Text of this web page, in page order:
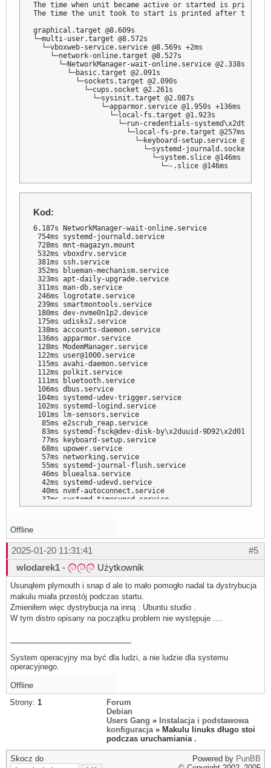
The time when unit became active or started is printed
The time the unit took to start is printed after the "+"
graphical.target @8.609s
└─multi-user.target @8.572s
  └─vboxweb-service.service @8.569s +2ms
    └─network-online.target @8.527s
└─NetworkManager-wait-online.service @2.338s
        └─basic.target @2.091s
          └─sockets.target @2.090s
            └─cups.socket @2.261s
              └─sysinit.target @2.087s
                └─apparmor.service @1.950s +136ms
                  └─local-fs.target @1.923s
└─run-credentials-
                      └─local-fs-pre.target @257ms
└─keyboard-setup.service @180ms
└─systemd-journald.socket
                            └─system.slice @146ms
                              └─-.slice @146ms
Kod:
6.187s NetworkManager-wait-online.service
754ms systemd-journald.service
728ms mnt-magazyn.mount
532ms vboxdrv.service
381ms ssh.service
352ms blueman-mechanism.service
323ms apt-daily-upgrade.service
311ms man-db.service
246ms logrotate.service
239ms smartmontools.service
180ms dev-nvme0n1p2.device
175ms udisks2.service
138ms accounts-daemon.service
136ms apparmor.service
128ms ModemManager.service
122ms user@1000.service
115ms avahi-daemon.service
112ms polkit.service
111ms bluetooth.service
106ms dbus.service
104ms systemd-udev-trigger.service
102ms systemd-logind.service
101ms lm-sensors.service
  85ms e2scrub_reap.service
83ms systemd-fsck@dev-disk-by\x2duuid-
  77ms keyboard-setup.service
  68ms upower.service
  57ms networking.service
  55ms systemd-journal-flush.service
  46ms bluealsa.service
  42ms systemd-udevd.service
  40ms nvmf-autoconnect.service
  37ms systemd-timesyncd.service
  36ms modprobe@drm.service
  16ms alsa-restore.service
  16ms cups.service
  15ms NetworkManager.service
  15ms systemd-tmpfiles-setup.service
  14ms modprobe@fuse.service
  14ms systemd-tmpfiles-setup-dev.service
  13ms dev-hugepages.mount
  13ms systemd-sysctl.service
  13ms dev-mqueue.mount
  12ms lightdm.service
  11ms boot-efi.mount
  10ms modprobe@configfs.service
  10ms systemd-binfmt.service
   9ms systemd-sysusers.service
   9ms systemd-update-utmp.service
   9ms systemd-tmpfiles-clean.service
   7ms systemd-user-sessions.service
   6ms user-runtime-dir@1000.service
   5ms systemd-update-utmp-runlevel.service
   5ms ifupdown-pre.service
   4ms proc-sys-fs-binfmt_misc.mount
   4ms systemd-rfkill.service
Offline
#5
2025-01-20 11:31:41
wlodarek1 - Użytkownik
Usunąłem plymouth i snap d ale to mało pomogło nadal ta dystrybucja
makulu miała przestój podczas startu.
Zmieniłem więc dystrybucja na inną : Ubuntu studio .
W tym distro opisany na początku problem nie występuje ....
System operacyjny ma być dla ludzi, a nie ludzie dla systemu
operacyjnego.
Offline
Strony: 1
Forum
Debian
Users Gang » Instalacja i podstawowa
konfiguracja » Makulu linuks długo stoi
podczas uruchamiania .
Skocz do Powered by PunBB